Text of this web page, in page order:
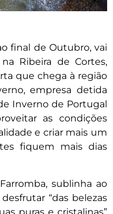
final de Outubro, vai
Ribeira de Cortes,
que chega à região
empresa detida
Inverno de Portugal
as condições
e criar mais um
fiquem mais dias
sublinha ao
“das belezas
puras e cristalinas”